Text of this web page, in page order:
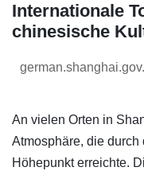
Internationale
chinesische
An vielen Orten in
Atmosphäre, die
Höhepunkt erreichte.